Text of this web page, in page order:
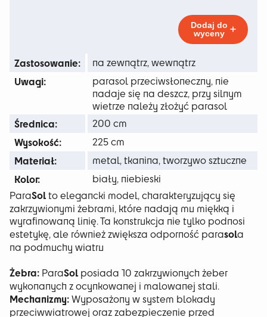
White
Dodaj do
wyceny
Zastosowanie: na zewnątrz, wewnątrz
Uwagi:
parasol przeciwsłoneczny, nie
nadaje się na deszcz, przy silnym
wietrze należy złożyć parasol
Średnica: 200 cm
Wysokość: 225 cm
Materiał: metal, tkanina, tworzywo sztuczne
Kolor:
biały, niebieski
ParaSolto elegancki model, charakteryzujący się
zakrzywionymi żebrami, które nadają mu miękką i
wyrafinowaną linię. Ta konstrukcja nie tylko podnosi
estetykę, ale również zwiększa odporność parasola
na podmuchy wiatru
Żebra: ParaSol posiada 10 zakrzywionych żeber
wykonanych z ocynkowanej i malowanej stali.
Mechanizmy:Wyposażony w system blokady
przeciwwiatrowej oraz zabezpieczenie przed